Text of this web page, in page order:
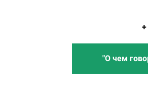
"О чем